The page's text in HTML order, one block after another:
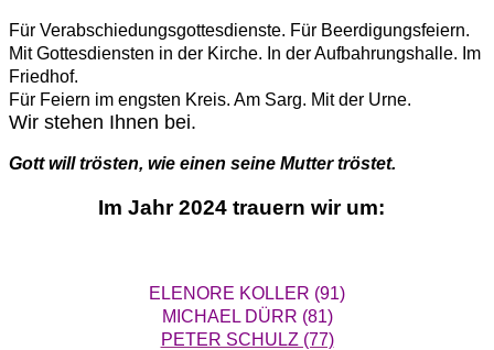
Für Verabschiedungsgottesdienste. Für Beerdigungsfeiern.
Mit Gottesdiensten in der Kirche. In der Aufbahrungshalle. Im
Friedhof.
Für Feiern im engsten Kreis. Am Sarg. Mit der Urne.
Wir stehen Ihnen bei.
Gott will trösten, wie einen seine Mutter tröstet.
Im Jahr 2024 trauern wir um:
ELENORE KOLLER (91)
MICHAEL DÜRR (81)
PETER SCHULZ (77)